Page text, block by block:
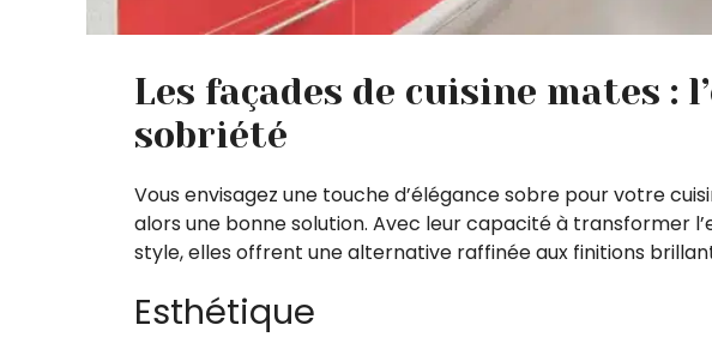
Les façades de cuisine mates :
sobriété
Vous envisagez une touche d’élégance sobre pour votre
alors une bonne solution. Avec leur capacité à transformer
style, elles offrent une alternative raffinée aux finitions
Esthétique